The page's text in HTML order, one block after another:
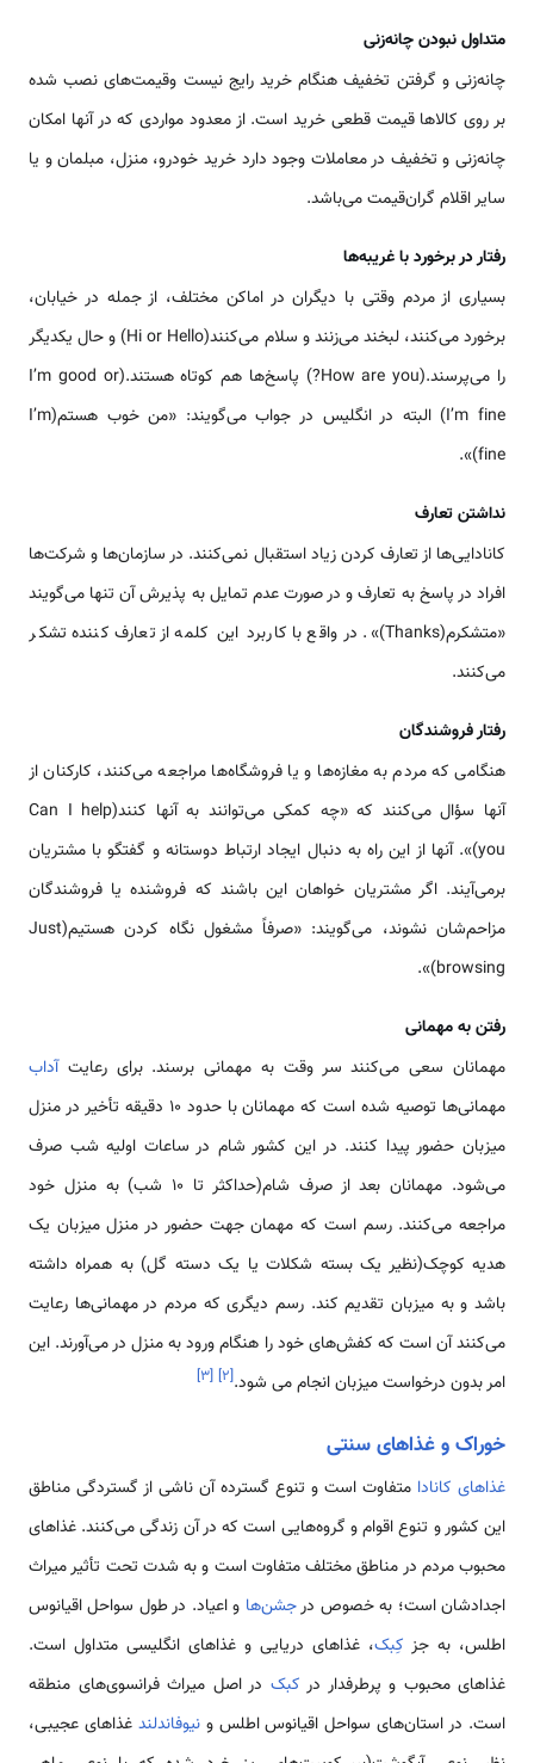
متداول نبودن چانه‌زنی
چانه‌زنی و گرفتن تخفیف هنگام خرید رایج نیست وقیمت‌های نصب شده
بر روی کالاها قیمت قطعی خرید است. از معدود مواردی که در آنها امکان
چانه‌زنی و تخفیف در معاملات وجود دارد خرید خودرو، منزل، مبلمان و یا
سایر اقلام گران‌قیمت می‌باشد.
رفتار در برخورد با غریبه‌ها
بسیاری از مردم وقتی با دیگران در اماکن مختلف، از جمله در خیابان،
برخورد می‌کنند، لبخند می‌زنند و سلام می‌کنند(Hi or Hello) و حال یکدیگر
را می‌پرسند.(How are you?) پاسخ‌ها هم کوتاه هستند.(I’m good or
I’m fine) البته در انگلیس در جواب می‌گویند: «من خوب هستم(I’m
fine)».
نداشتن تعارف
کانادایی‌ها از تعارف کردن زیاد استقبال نمی‌کنند. در سازمان‌ها و شرکت‌ها
افراد در پاسخ به تعارف و در صورت عدم تمایل به پذیرش آن تنها می‌گویند
«متشکرم(Thanks)». در واقع با کاربرد این کلمه از تعارف کننده تشکر
می‌کنند.
رفتار فروشندگان
هنگامی که مردم به مغازه‌ها و یا فروشگاه‌ها مراجعه می‌کنند، کارکنان از
آنها سؤال می‌کنند که «چه کمکی می‌توانند به آنها کنند(Can I help
you)». آنها از این راه به دنبال ایجاد ارتباط دوستانه و گفتگو با مشتریان
برمی‌آیند. اگر مشتریان خواهان این باشند که فروشنده یا فروشندگان
مزاحم‌شان نشوند، می‌گویند: «صرفاً مشغول نگاه کردن هستیم(Just
browsing)».
رفتن به مهمانی
مهمانان سعی می‌کنند سر وقت به مهمانی برسند. برای رعایتآداب
مهمانی‌ها توصیه شده است که مهمانان با حدود 10 دقیقه تأخیر در منزل
میزبان حضور پیدا کنند. در این کشور شام در ساعات اولیه شب صرف
می‌شود. مهمانان بعد از صرف شام(حداکثر تا 10 شب) به منزل خود
مراجعه می‌کنند. رسم است که مهمان جهت حضور در منزل میزبان یک
هدیه کوچک(نظیر یک بسته شکلات یا یک دسته گل) به همراه داشته
باشد و به میزبان تقدیم کند. رسم دیگری که مردم در مهمانی‌ها رعایت
می‌کنند آن است که کفش‌های خود را هنگام ورود به منزل در می‌آورند. این
امر بدون درخواست میزبان انجام می شود.[۲]
[۳]
خوراک و غذاهای سنتی
غذاهای کانادا متفاوت است و تنوع گسترده آن ناشی از گستردگی مناطق
این کشور و تنوع اقوام و گروه‌هایی است که در آن زندگی می‌کنند. غذاهای
محبوب مردم در مناطق مختلف متفاوت است و به شدت تحت تأثیر میراث
اجدادشان است؛ به خصوص درجشن‌ها و اعیاد. در طول سواحل اقیانوس
اطلس، به جز کِبک، غذاهای دریایی و غذاهای انگلیسی متداول است.
غذاهای محبوب و پرطرفدار ‌در کبک ‌در اصل‌ میراث فرانسوی‌های منطقه
است. در استان‌های سواحل اقیانوس اطلس و ‌نیوفاندلند غذاهای عجیبی،